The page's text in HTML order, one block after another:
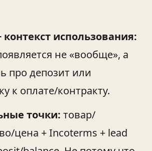
использования:
не «вообще», а
про депозит или
к оплате/контракту.
точки: товар/
цена + Incoterms + lead